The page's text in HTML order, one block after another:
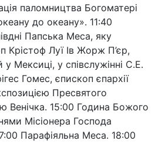
паломництва Богоматері
до океану». 11:40
Папська Меса, яку
Крістоф Луї Ів Жорж П’єр,
Мексиці, у співслужінні С.Е.
Гомес, єпископ єпархії
Пресвятого
Венічка. 15:00 Година Божого
Місіонера Господа
Парафіяльна Меса. 18:00